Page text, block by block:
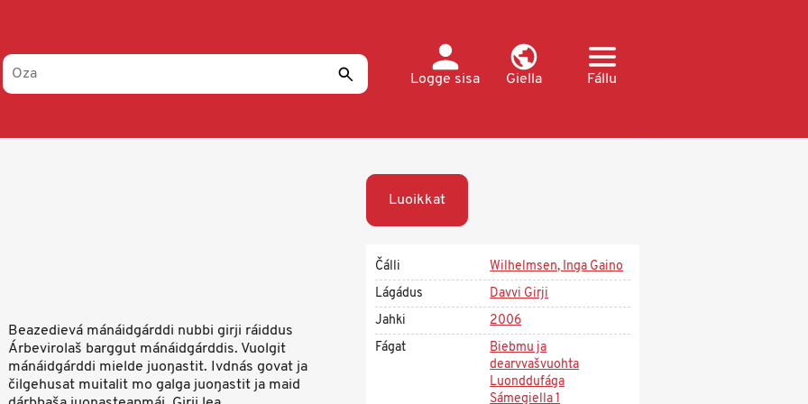
Logge sisa
Giella Fállu
Beazedievá mánáidgárddi nubbi girji ráiddus
Árbevirolaš barggut mánáidgárddis. Vuolgit
mánáidgárddi mielde juoŋastit. Ivdnás govat ja
čilgehusat muitalit mo galga juoŋastit ja maid
Luoikkat
Čálli
Wilhelmsen, Inga Gaino
Lágádus
Davvi Girji
Jahki
2006
Fágat
Biebmu ja
dearvvašvuohta
Luonddufága
Sámegiella 1